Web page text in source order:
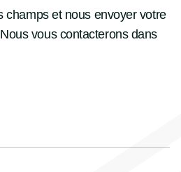
champs et nous envoyer votre
vous contacterons dans